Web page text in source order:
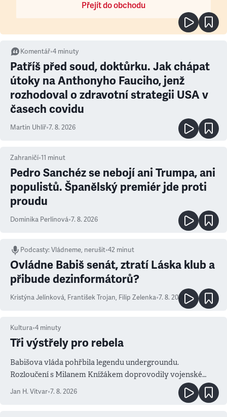
Přejít do obchodu
Komentář•4 minuty
Patříš před soud, doktůrku. Jak chápat
útoky na Anthonyho Fauciho, jenž
rozhodoval o zdravotní strategii USA v
časech covidu
Martin Uhlíř•7. 8. 2026
Zahraničí•11 minut
Pedro Sanchéz se nebojí ani Trumpa, ani
populistů. Španělský premiér jde proti
proudu
Dominika Perlínová•7. 8. 2026
Podcasty:Vládneme, nerušit•42 minut
Ovládne Babiš senát, ztratí Láska klub a
přibude dezinformátorů?
Kristýna Jelínková, František Trojan, Filip Zelenka•7. 8. 2026
Kultura•4 minuty
Tři výstřely pro rebela
Babišova vláda pohřbila legendu undergroundu.
Rozloučení s Milanem Knížákem doprovodily vojenské
salvy i kritika pokrokářů
Jan H. Vitvar•7. 8. 2026